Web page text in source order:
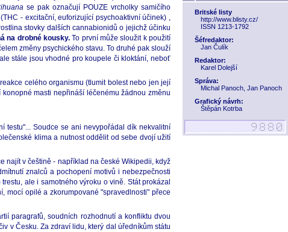
Britské listy
http://www.blisty.cz/
ISSN 1213-1792
Šéfredaktor:
Jan Čulík
Redaktor:
Karel Dolejší
Správa:
Michal Panoch, Jan Panoch
Grafický návrh:
Štěpán Kotrba
se pak označují POUZE vrcholky samičího
- excitační, euforizující psychoaktivní účinek) ,
stovky dalších cannabionidů o jejichž účinku
na drobné kousky.To první může sloužit k použití
změny psychického stavu. To druhé pak slouží
stále jsou vhodné pro koupele či kloktání, neboť
celého organismu (tlumit bolest nebo jen její
masti nepřináší léčenému žádnou změnu
testu"... Soudce se ani nevypořádal dík nekvalitní
klima a nutnost oddělit od sebe dvojí užití
najít v češtině - například na české Wikipedii, když
znalců a pochopení motivů i nebezpečnosti
ale i samotného výroku o vině. Stát prokázal
mocí opilé a zkorumpované "spravedlnosti" přece
paragrafů, soudních rozhodnutí a konfliktu dvou
v Česku. Za zdraví lidu, který dal úředníkům státu